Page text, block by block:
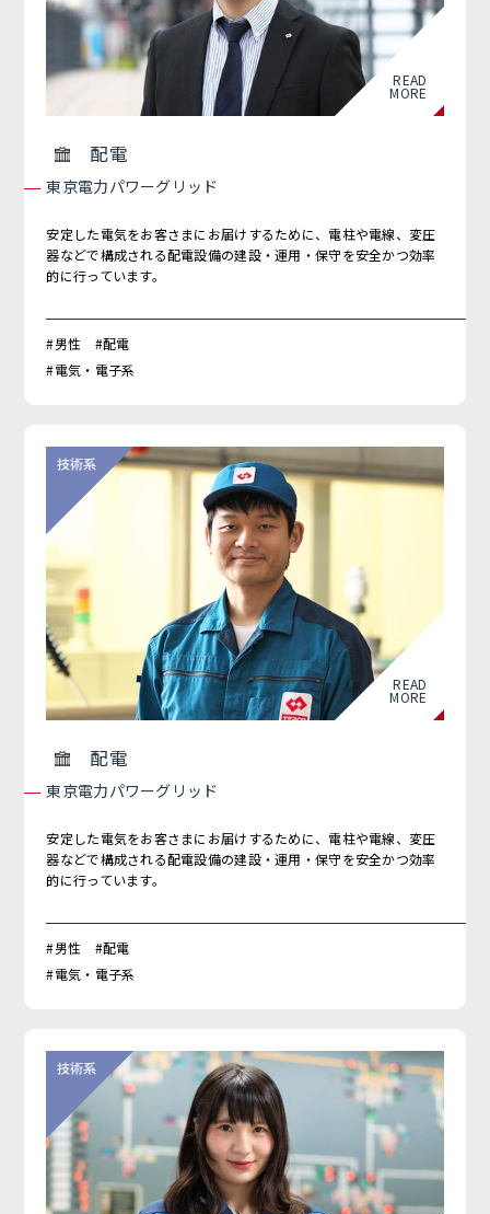
READ
MORE
配電
東京電力パワーグリッド
安定した電気をお客さまにお届けするために、電柱や電線、変圧
器などで構成される配電設備の建設・運用・保守を安全かつ効率
的に行っています。
#男性 #配電
#電気・電子系
READ
MORE
配電
東京電力パワーグリッド
安定した電気をお客さまにお届けするために、電柱や電線、変圧
器などで構成される配電設備の建設・運用・保守を安全かつ効率
的に行っています。
#男性 #配電
#電気・電子系